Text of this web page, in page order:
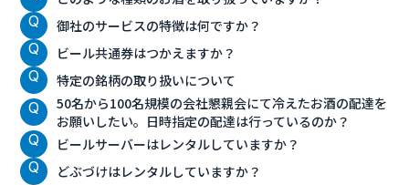
御社のサービスの特徴は何ですか？
ビール共通券はつかえますか？
特定の銘柄の取り扱いについて
50名から100名規模の会社懇親会にて冷えたお酒の配達を
お願いしたい。日時指定の配達は行っているのか？
ビールサーバーはレンタルしていますか？
どぶづけはレンタルしていますか？